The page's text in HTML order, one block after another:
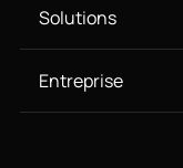
Solutions
Entreprise